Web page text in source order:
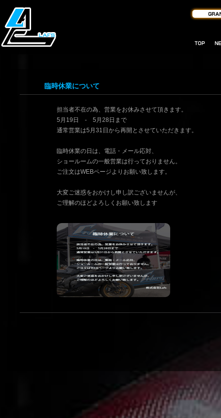
臨時休業について
担当者不在の為、営業をお休みさせて頂きます。
5月19日 - 5月28日まで
通常営業は5月31日から再開とさせていただきます。
臨時休業の日は、電話・メール応対、
ショールームの一般営業は行っておりません。
ご注文はWEBページよりお願い致します。
大変ご迷惑をおかけし申し訳ございませんが、
ご理解のほどよろしくお願い致します